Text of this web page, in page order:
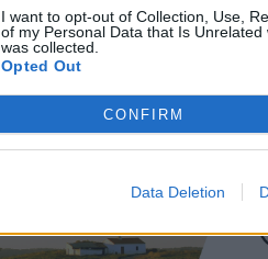
I want to opt-out of Collection, Use,
of my Personal Data that Is
was collected.
Opted Out
CONFIRM
Data Deletion